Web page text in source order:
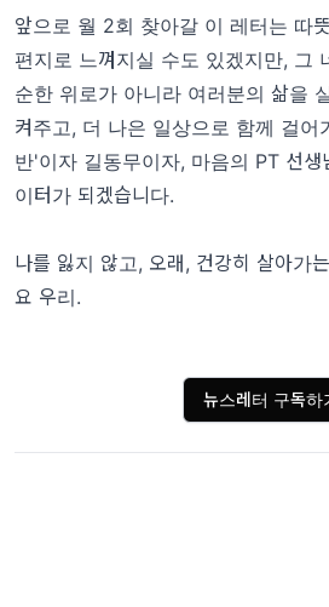
앞으로 월 2회 찾아갈 이 레터는 따
편지로 느껴지실 수도 있겠지만, 그
순한 위로가 아니라 여러분의 삶을
켜주고, 더 나은 일상으로 함께 걸어
반'이자 길동무이자, 마음의 PT 선생
이터가 되겠습니다.
나를 잃지 않고, 오래, 건강히 살아가
요 우리.
뉴스레터 구독하